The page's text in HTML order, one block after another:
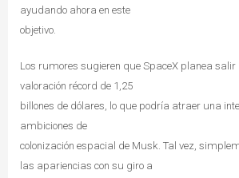
ayudando ahora en este
objetivo.
Los rumores sugieren que SpaceX planea salir
valoración récord de 1,25
billones de dólares, lo que podría atraer una
ambiciones de
colonización espacial de Musk. Tal vez,
las apariencias con su giro a